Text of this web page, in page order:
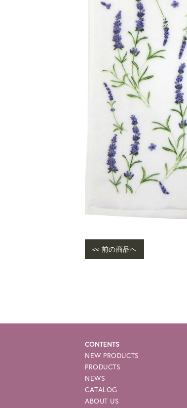
<< 前の商品へ
CONTENTS
NEW PRODUCTS
PRODUCTS
NEWS
CATALOG
ABOUT US